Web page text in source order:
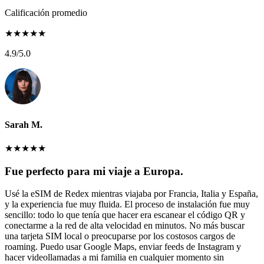
Calificación promedio
★★★★★
4.9/5.0
Sarah M.
★★★★★
Fue perfecto para mi viaje a Europa.
Usé la eSIM de Redex mientras viajaba por Francia, Italia y España,
y la experiencia fue muy fluida. El proceso de instalación fue muy
sencillo: todo lo que tenía que hacer era escanear el código QR y
conectarme a la red de alta velocidad en minutos. No más buscar
una tarjeta SIM local o preocuparse por los costosos cargos de
roaming. Puedo usar Google Maps, enviar feeds de Instagram y
hacer videollamadas a mi familia en cualquier momento sin